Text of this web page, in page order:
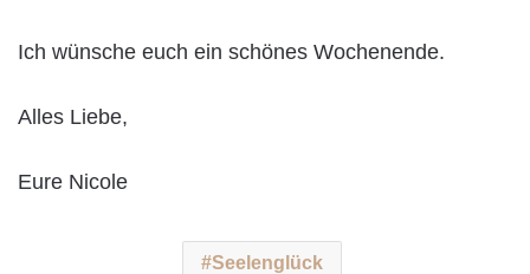
Ich wünsche euch ein schönes Wochenende.
Alles Liebe,
Eure Nicole
Seelenglück